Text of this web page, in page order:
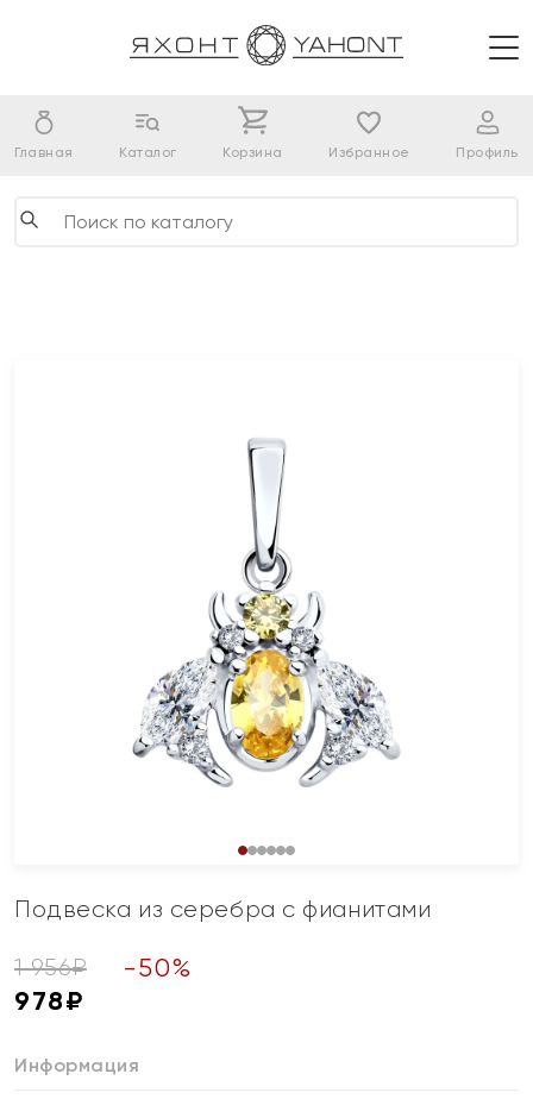
Главная Каталог Корзина Избранное Профиль
Подвеска из серебра с фианитами
1 956₽ -50%
978₽
Информация